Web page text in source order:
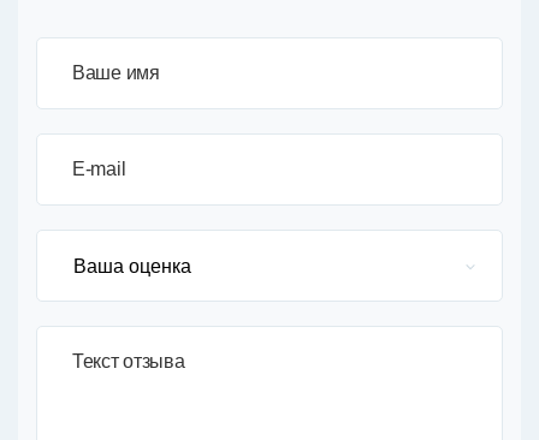
Ваше имя
E-mail
Текст отзыва